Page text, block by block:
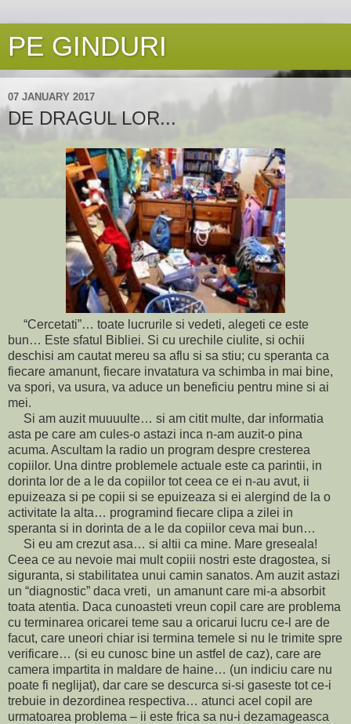
PE GINDURI
07 JANUARY 2017
DE DRAGUL LOR...
“Cercetati”… toate lucrurile si vedeti, alegeti ce este
bun… Este sfatul Bibliei. Si cu urechile ciulite, si ochii
deschisi am cautat mereu sa aflu si sa stiu; cu speranta ca
fiecare amanunt, fiecare invatatura va schimba in mai bine,
va spori, va usura, va aduce un beneficiu pentru mine si ai
mei.
Si am auzit muuuulte… si am citit multe, dar informatia
asta pe care am cules-o astazi inca n-am auzit-o pina
acuma. Ascultam la radio un program despre cresterea
copiilor. Una dintre problemele actuale este ca parintii, in
dorinta lor de a le da copiilor tot ceea ce ei n-au avut, ii
epuizeaza si pe copii si se epuizeaza si ei alergind de la o
activitate la alta… programind fiecare clipa a zilei in
speranta si in dorinta de a le da copiilor ceva mai bun…
Si eu am crezut asa… si altii ca mine. Mare greseala!
Ceea ce au nevoie mai mult copiii nostri este dragostea, si
siguranta, si stabilitatea unui camin sanatos. Am auzit astazi
un “diagnostic” daca vreti, un amanunt care mi-a absorbit
toata atentia. Daca cunoasteti vreun copil care are problema
cu terminarea oricarei teme sau a oricarui lucru ce-l are de
facut, care uneori chiar isi termina temele si nu le trimite spre
verificare… (si eu cunosc bine un astfel de caz), care are
camera impartita in maldare de haine… (un indiciu care nu
poate fi neglijat), dar care se descurca si-si gaseste tot ce-i
trebuie in dezordinea respectiva… atunci acel copil are
urmatoarea problema – ii este frica sa nu-i dezamageasca